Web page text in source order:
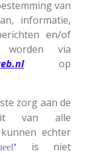
van
informatie,
en/of
worden via
op
zorg aan de
van alle
echter
’
is niet